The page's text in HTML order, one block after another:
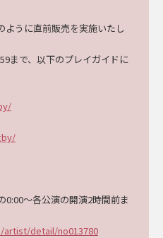
ように直前販売を実施いたし
まで、以下のプレイガイドに
0:00～各公演の開演2時間前ま
detail/no013780